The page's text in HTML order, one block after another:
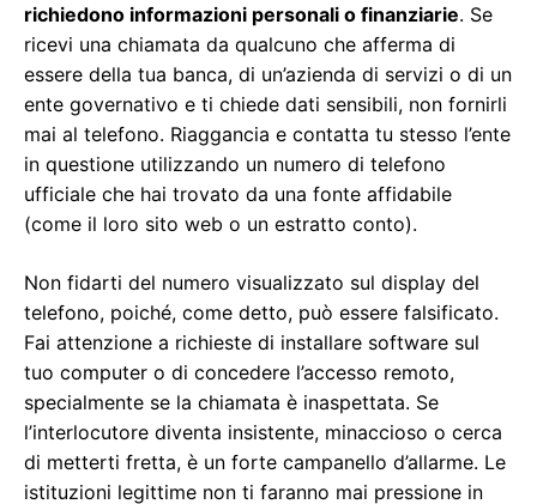
richiedono informazioni personali o finanziarie. Se
ricevi una chiamata da qualcuno che afferma di
essere della tua banca, di un’azienda di servizi o di un
ente governativo e ti chiede dati sensibili, non fornirli
mai al telefono. Riaggancia e contatta tu stesso l’ente
in questione utilizzando un numero di telefono
ufficiale che hai trovato da una fonte affidabile
(come il loro sito web o un estratto conto).
Non fidarti del numero visualizzato sul display del
telefono, poiché, come detto, può essere falsificato.
Fai attenzione a richieste di installare software sul
tuo computer o di concedere l’accesso remoto,
specialmente se la chiamata è inaspettata. Se
l’interlocutore diventa insistente, minaccioso o cerca
di metterti fretta, è un forte campanello d’allarme. Le
istituzioni legittime non ti faranno mai pressione in